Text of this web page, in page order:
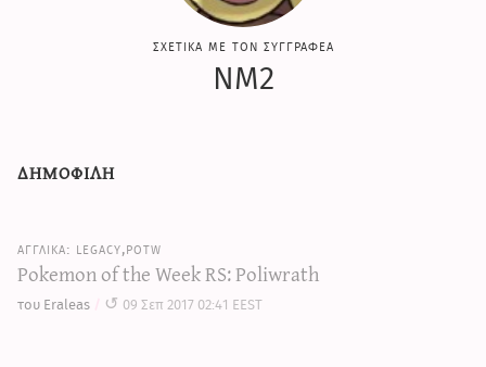
σχετικα με τον συγγραφεα
NM2
δημοφιλη
legacy,potw
Pokemon of the Week RS: Poliwrath
του Eraleas 09 Σεπ 2017 02:41 EEST